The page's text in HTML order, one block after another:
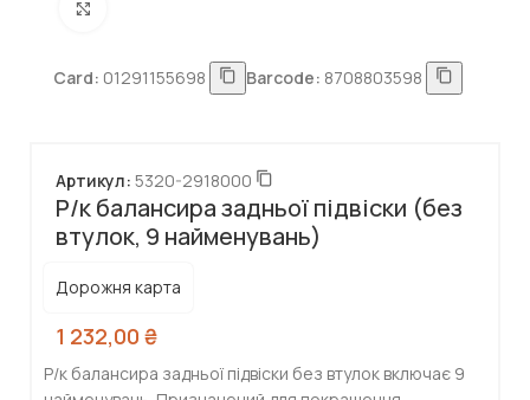
Card: 01291155698 Barcode: 8708803598
Р/к балансира задньої підвіски (без
втулок, 9 найменувань)
Артикул: 5320-2918000
Дорожня карта
1 232,00 ₴
Р/к балансира задньої підвіски без втулок включає 9